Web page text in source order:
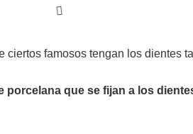
famosos tengan los dientes
porcelana que se fijan a los